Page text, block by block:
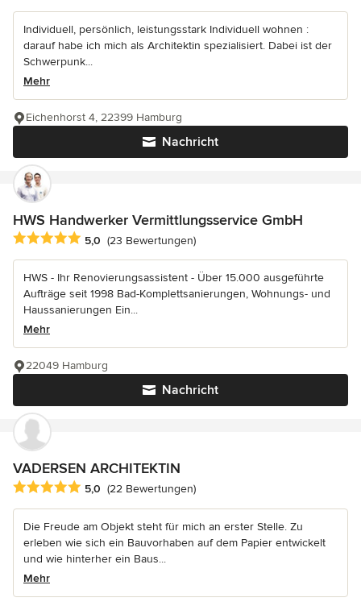
Individuell, persönlich, leistungsstark Individuell wohnen :
darauf habe ich mich als Architektin spezialisiert. Dabei ist der
Schwerpunk...
Mehr
Nachricht
Eichenhorst 4, 22399 Hamburg
HWS Handwerker Vermittlungsservice GmbH
Durchschnittliche Bewertung: 5 von 5 Sternen
5,0 (23 Bewertungen)
HWS - Ihr Renovierungsassistent - Über 15.000 ausgeführte
Aufträge seit 1998 Bad-Komplettsanierungen, Wohnungs- und
Haussanierungen Ein...
Mehr
Nachricht
22049 Hamburg
VADERSEN ARCHITEKTIN
Durchschnittliche Bewertung: 5 von 5 Sternen
5,0 (22 Bewertungen)
Die Freude am Objekt steht für mich an erster Stelle. Zu
erleben wie sich ein Bauvorhaben auf dem Papier entwickelt
und wie hinterher ein Baus...
Mehr